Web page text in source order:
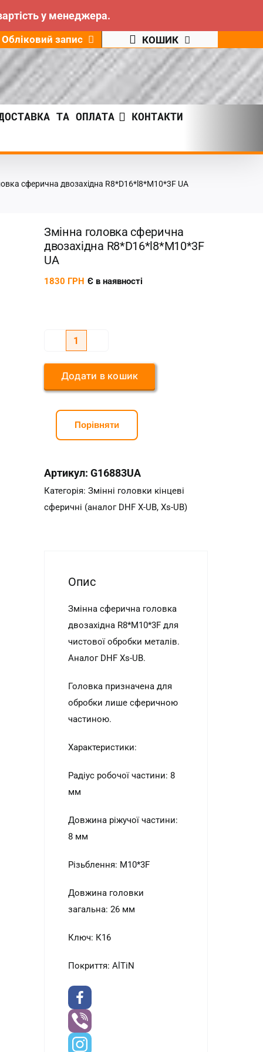
у менеджера.
Обліковий запис КОШИК
ТА ОПЛАТА
КОНТАКТИ
сферична двозахідна R8*D16*l8*M10*3F UA
Змінна головка сферична
двозахідна R8*D16*l8*M10*3F
UA
1830 ГРН Є в наявності
головка
сферична
R8*D16*l8*M10*3F
UA
Додати в кошик
Порівняти
Артикул: G16883UA
Категорія: Змінні головки кінцеві
сферичні (аналог DHF X-UB, Xs-UB)
Опис
Змінна сферична головка
двозахідна R8*M10*3F для
чистової обробки металів.
Аналог DHF Xs-UB.
Головка призначена для
обробки лише сферичною
частиною.
Характеристики:
Радіус робочої частини: 8
мм
Довжина ріжучої частини:
8 мм
Різьблення: М10*3F
Довжина головки
загальна: 26 мм
Ключ: К16
Покриття: AlTiN